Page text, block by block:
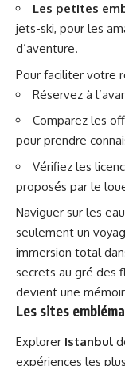
Les petites
jets-ski, pour les
d’aventure.
Pour faciliter votre
Réservez à
Comparez les
pour prendre
Vérifiez les
proposés par le
Naviguer sur les
seulement un
immersion total
secrets au gré des
devient une
Les sites
Explorer Istanbul
expériences les